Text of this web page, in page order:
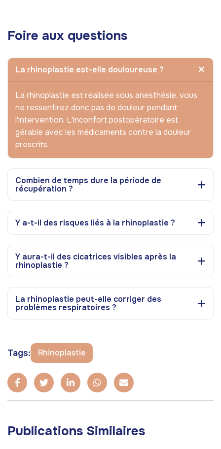
Foire aux questions
La rhinoplastie est-elle douloureuse ?
La rhinoplastie est réalisée sous anesthésie, vous
ne ressentirez donc pas de douleur pendant
l'intervention. L'inconfort postopératoire est
gérable avec les médicaments contre la douleur
prescrits.
Combien de temps dure la période de
récupération ?
Y a-t-il des risques liés à la rhinoplastie ?
Y aura-t-il des cicatrices visibles après la
rhinoplastie ?
La rhinoplastie peut-elle corriger des
problèmes respiratoires ?
Tags: Rhinoplastie
Publications Similaires